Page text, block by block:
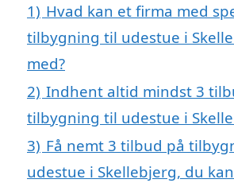
1) Hvad kan et firma med
tilbygning til udestue i
med?
2) Indhent altid mindst 3
tilbygning til udestue i
3) Få nemt 3 tilbud på
udestue i Skellebjerg, du